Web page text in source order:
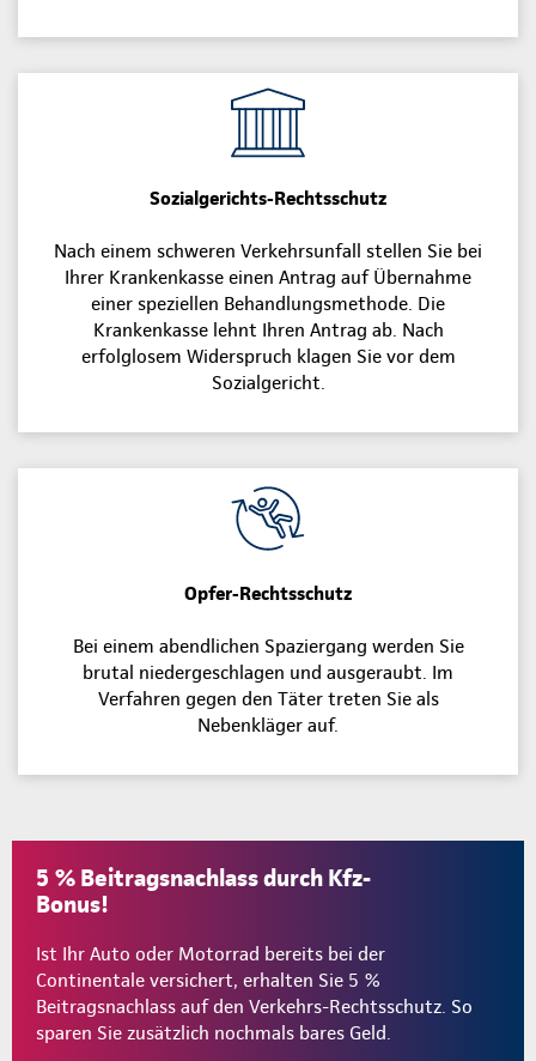
Sozialgerichts-Rechtsschutz
Nach einem schweren Verkehrsunfall stellen Sie bei
Ihrer Krankenkasse einen Antrag auf Übernahme
einer speziellen Behandlungsmethode. Die
Krankenkasse lehnt Ihren Antrag ab. Nach
erfolglosem Widerspruch klagen Sie vor dem
Sozialgericht.
Opfer-Rechtsschutz
Bei einem abendlichen Spaziergang werden Sie
brutal niedergeschlagen und ausgeraubt. Im
Verfahren gegen den Täter treten Sie als
Nebenkläger auf.
5 % Beitragsnachlass durch Kfz-
Bonus!
Ist Ihr Auto oder Motorrad bereits bei der
Continentale versichert, erhalten Sie 5 %
Beitragsnachlass auf den Verkehrs-Rechtsschutz. So
sparen Sie zusätzlich nochmals bares Geld.